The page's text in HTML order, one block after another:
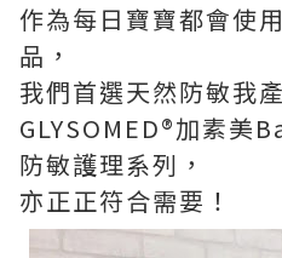
作為每日寶寶都會使
品，
我們首選天然防敏我
GLYSOMED®加素美
防敏護理系列，
亦正正符合需要！